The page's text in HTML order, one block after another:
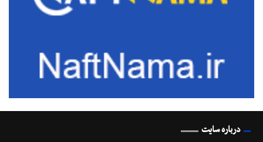
درباره سایت